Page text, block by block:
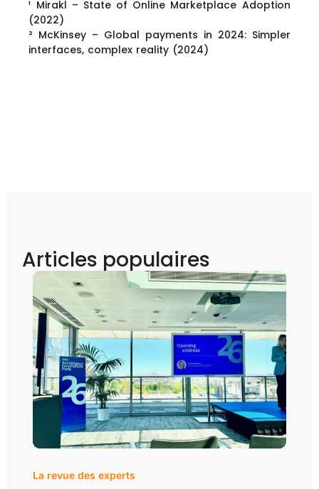
¹ Mirakl – State of Online Marketplace Adoption
(2022)
² McKinsey – Global payments in 2024: Simpler
interfaces, complex reality (2024)
Articles populaires
La revue des experts